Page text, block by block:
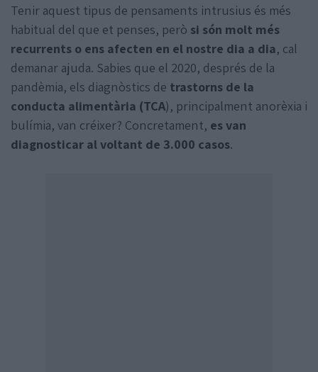
Tenir aquest tipus de pensaments intrusius és més
habitual del que et penses, però si són molt més
recurrents o ens afecten en el nostre dia a dia, cal
demanar ajuda. Sabies que el 2020, després de la
pandèmia, els diagnòstics de trastorns de la
conducta alimentària (TCA), principalment anorèxia i
bulímia, van créixer? Concretament, es van
diagnosticar al voltant de 3.000 casos.